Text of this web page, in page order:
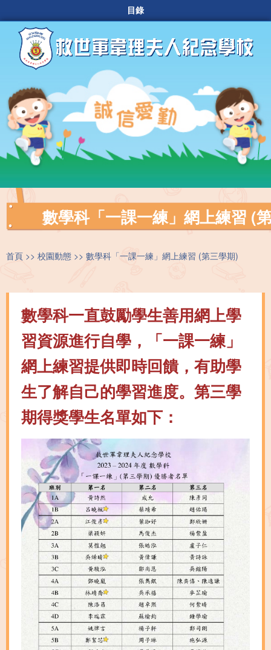
目錄
數學科「一課一練」網上練習 (
首頁 校園動態 數學科「一課一練」網上練習 (第三學期)
數學科一直鼓勵學生善用網上學
習資源進行自學，「一課一練」
網上練習提供即時回饋，有助學
生了解自己的學習進度。第三學
期得獎學生名單如下：